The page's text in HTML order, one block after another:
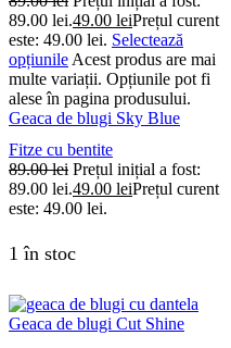
89.00 lei.49.00 leiPrețul curent
este: 49.00 lei. Selectează
opțiunile Acest produs are mai
multe variații. Opțiunile pot fi
alese în pagina produsului.
Geaca de blugi Sky Blue
Fitze cu bentite
89.00lei Prețul inițial a fost:
89.00 lei.49.00 leiPrețul curent
este: 49.00 lei.
1 în stoc
Geaca de blugi Cut Shine